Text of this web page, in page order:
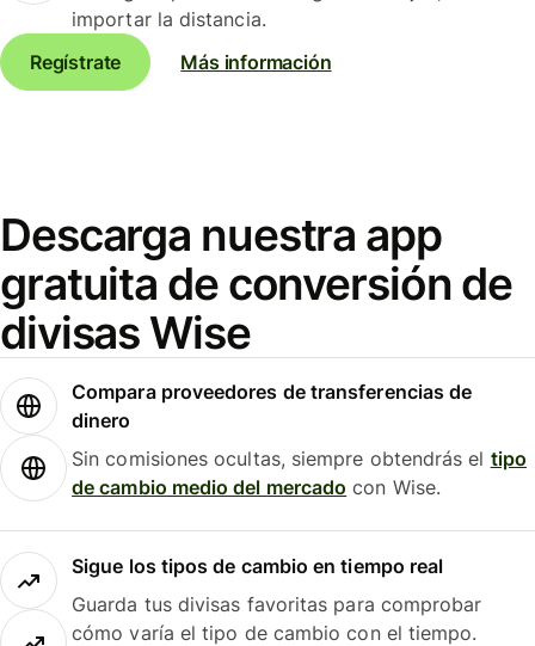
importar la distancia.
Regístrate
Más información
Descarga nuestra app
gratuita de conversión de
divisas Wise
Compara proveedores de transferencias de
dinero
Sin comisiones ocultas, siempre obtendrás el tipo
de cambio medio del mercado con Wise.
Sigue los tipos de cambio en tiempo real
Guarda tus divisas favoritas para comprobar
cómo varía el tipo de cambio con el tiempo.